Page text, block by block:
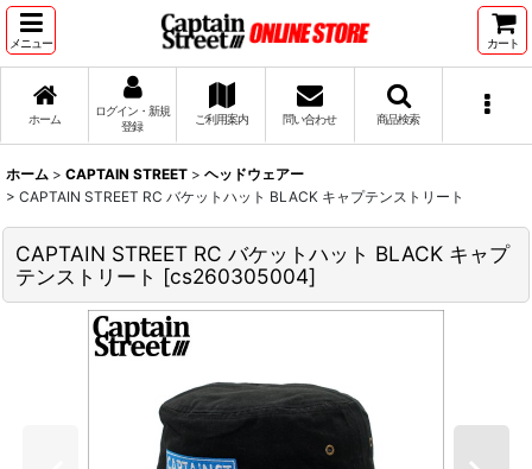
メニュー カート
ホーム
ログイン・新規
登録
ご利用案内 問い合わせ 商品検索
ホーム > CAPTAIN STREET > ヘッドウェアー
> CAPTAIN STREET RC バケットハット BLACK キャプテンストリート
CAPTAIN STREET RC バケットハット BLACK キャプ
テンストリート [cs260305004]